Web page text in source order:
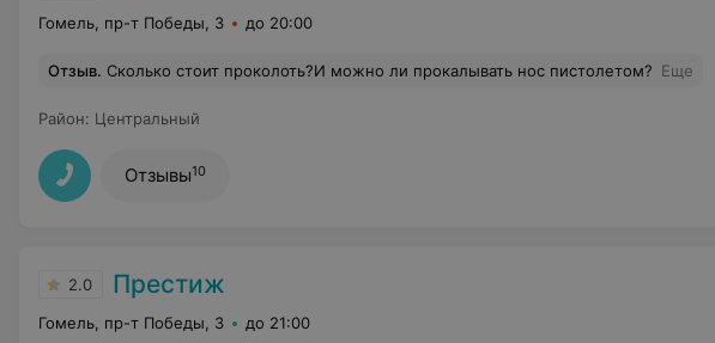
Гомель, пр-т Победы, 3 до 20:00
Отзыв. Сколько стоит проколоть?И можно ли прокалывать нос пистолетом? Еще
Район: Центральный
Отзывы10
2.0 Престиж
Гомель, пр-т Победы, 3 до 21:00